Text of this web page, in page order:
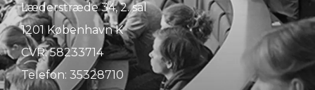
Læderstræde 34, 2. sal
1201 København K
CVR: 58233714
Telefon: 35328710